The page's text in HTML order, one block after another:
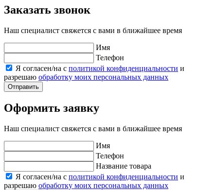
Заказать звонок
Наш специалист свяжется с вами в ближайшее время
Имя
Телефон
Я согласен/на с политикой конфиденциальности и
разрешаю обработку моих персональных данных
Отправить
Оформить заявку
Наш специалист свяжется с вами в ближайшее время
Имя
Телефон
Название товара
Я согласен/на с политикой конфиденциальности и
разрешаю обработку моих персональных данных